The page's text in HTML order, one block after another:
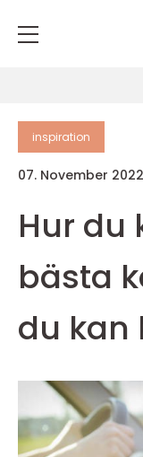
inspiration
07. November 2022
Hur du
bästa
du kan